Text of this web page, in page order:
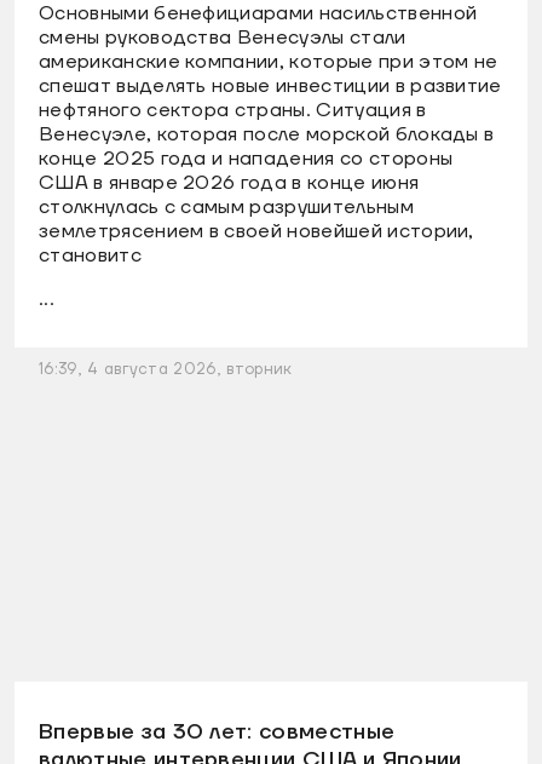
Основными бенефициарами насильственной
смены руководства Венесуэлы стали
американские компании, которые при этом не
спешат выделять новые инвестиции в развитие
нефтяного сектора страны. Ситуация в
Венесуэле, которая после морской блокады в
конце 2025 года и нападения со стороны
США в январе 2026 года в конце июня
столкнулась с самым разрушительным
землетрясением в своей новейшей истории,
становитс
...
16:39, 4 августа 2026, вторник
Впервые за 30 лет: совместные